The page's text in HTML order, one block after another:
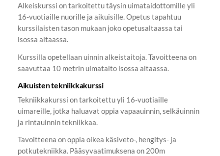
Alkeiskurssi on tarkoitettu täysin uimataidottomille yli
16-vuotiaille nuorille ja aikuisille. Opetus tapahtuu
kurssilaisten tason mukaan joko opetusaltaassa tai
isossa altaassa.
Kurssilla opetellaan uinnin alkeistaitoja. Tavoitteena on
saavuttaa 10 metrin uimataito isossa altaassa.
Aikuisten tekniikkakurssi
Tekniikkakurssi on tarkoitettu yli 16-vuotiaille
uimareille, jotka haluavat oppia vapaauinnin, selkäuinnin
ja rintauinnin tekniikkaa.
Tavoitteena on oppia oikea käsiveto-, hengitys- ja
potkutekniikka. Pääsyvaatimuksena on 200m